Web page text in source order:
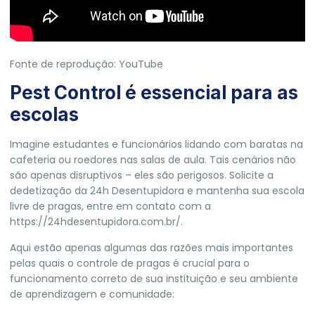
Fonte de reprodução: YouTube
Pest Control é essencial para as
escolas
Imagine estudantes e funcionários lidando com baratas na
cafeteria ou roedores nas salas de aula. Tais cenários não
são apenas disruptivos – eles são perigosos. Solicite a
dedetização da 24h Desentupidora e mantenha sua escola
livre de pragas, entre em contato com a
https://24hdesentupidora.com.br/.
Aqui estão apenas algumas das razões mais importantes
pelas quais o controle de pragas é crucial para o
funcionamento correto de sua instituição e seu ambiente
de aprendizagem e comunidade: